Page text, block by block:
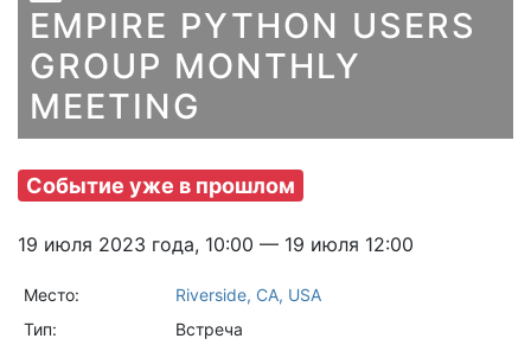
EMPIRE PYTHON USERS
GROUP MONTHLY
MEETING
Событие уже в прошлом
19 июля 2023 года, 10:00 — 19 июля 12:00
Место:
Riverside, CA, USA
Тип:
Встреча